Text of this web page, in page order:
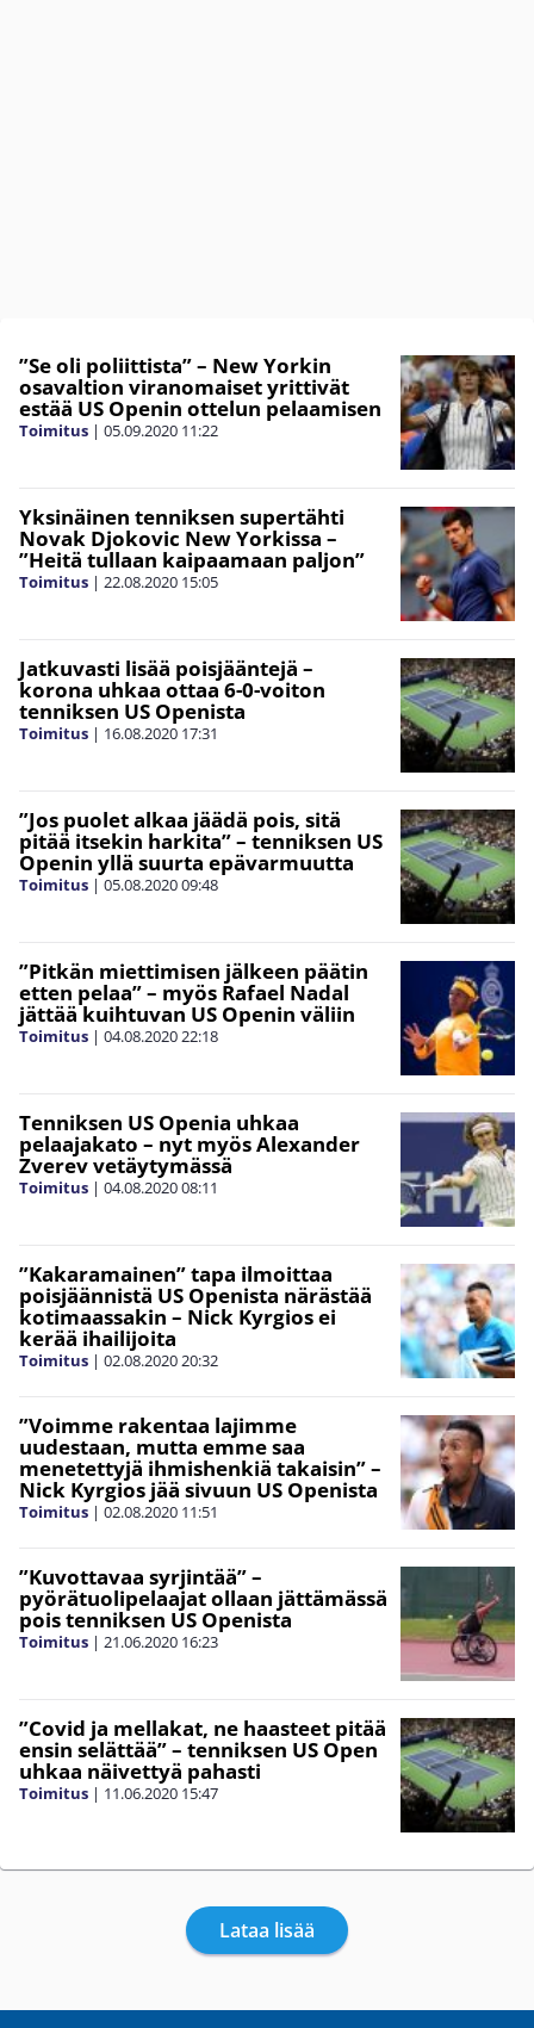
”Se oli poliittista” – New Yorkin
osavaltion viranomaiset yrittivät
estää US Openin ottelun pelaamisen
Toimitus | 05.09.2020 11:22
Yksinäinen tenniksen supertähti
Novak Djokovic New Yorkissa –
”Heitä tullaan kaipaamaan paljon”
Toimitus | 22.08.2020 15:05
Jatkuvasti lisää poisjääntejä –
korona uhkaa ottaa 6-0-voiton
tenniksen US Openista
Toimitus | 16.08.2020 17:31
”Jos puolet alkaa jäädä pois, sitä
pitää itsekin harkita” – tenniksen US
Openin yllä suurta epävarmuutta
Toimitus | 05.08.202009:48
”Pitkän miettimisen jälkeen päätin
etten pelaa” – myös Rafael Nadal
jättää kuihtuvan US Openin väliin
Toimitus | 04.08.202022:18
Tenniksen US Openia uhkaa
pelaajakato – nyt myös Alexander
Zverev vetäytymässä
Toimitus | 04.08.202008:11
”Kakaramainen” tapa ilmoittaa
poisjäännistä US Openista närästää
kotimaassakin – Nick Kyrgios ei
kerää ihailijoita
Toimitus | 02.08.202020:32
”Voimme rakentaa lajimme
uudestaan, mutta emme saa
menetettyjä ihmishenkiä takaisin” –
Nick Kyrgios jää sivuun US Openista
Toimitus | 02.08.2020 11:51
”Kuvottavaa syrjintää” –
pyörätuolipelaajat ollaan jättämässä
pois tenniksen US Openista
Toimitus | 21.06.2020 16:23
”Covid ja mellakat, ne haasteet pitää
ensin selättää” – tenniksen US Open
uhkaa näivettyä pahasti
Toimitus | 11.06.2020 15:47
Lataa lisää